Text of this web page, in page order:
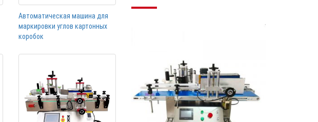
Автоматическая машина для
маркировки углов картонных
коробок